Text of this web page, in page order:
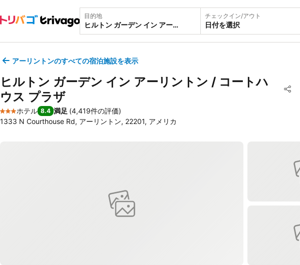
目的地 チェックイン/アウト
日付を選択
アーリントンのすべての宿泊施設を表示
ヒルトン ガーデン イン アーリントン / コートハ
ウス プラザ
シェア
3 ホテルのランク
ホテル 8.4 満足 (4,419件の評価)
1333 N Courthouse Rd, アーリントン, 22201, アメリカ